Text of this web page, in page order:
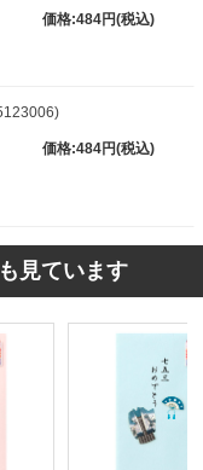
価格:484円(税込)
価格:484円(税込)
見ています